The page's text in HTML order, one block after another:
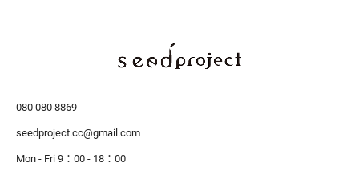
080 080 8869
seedproject.cc@gmail.com
Mon - Fri 9：00 - 18：00